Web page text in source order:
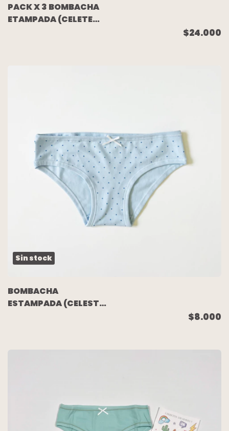
PACK X 3 BOMBACHA
ETAMPADA (CELETE
$24.000
Sin stock
BOMBACHA
ESTAMPADA (CELESTE
$8.000